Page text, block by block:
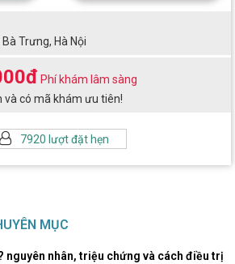
7920 lượt đặt hẹn
Trưng, Hà Nội
Phí khám lâm sàng
và có mã khám ưu tiên!
MỤC
nguyên nhân, triệu chứng và cách điều trị